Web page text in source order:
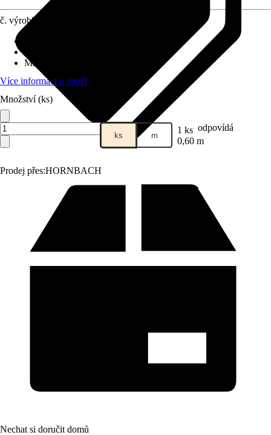
Prodej přes:HORNBACH
č. výrobku
Materiál
Více informací o zboží
Množství (ks)
ks m 1 ks odpovídá
0,60 m
Nechat si doručit domů